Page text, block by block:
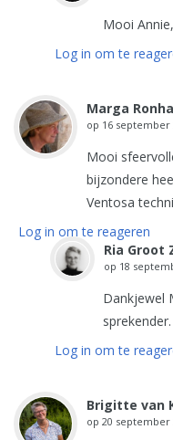
Mooi
Log in om te
Marga
op 16 september
Mooi
bijzondere
Ventosa
Log in om te reageren
Ria Groot
op 18
Dankjewel
sprekender.
Log in om te
Brigitte van
op 20 september